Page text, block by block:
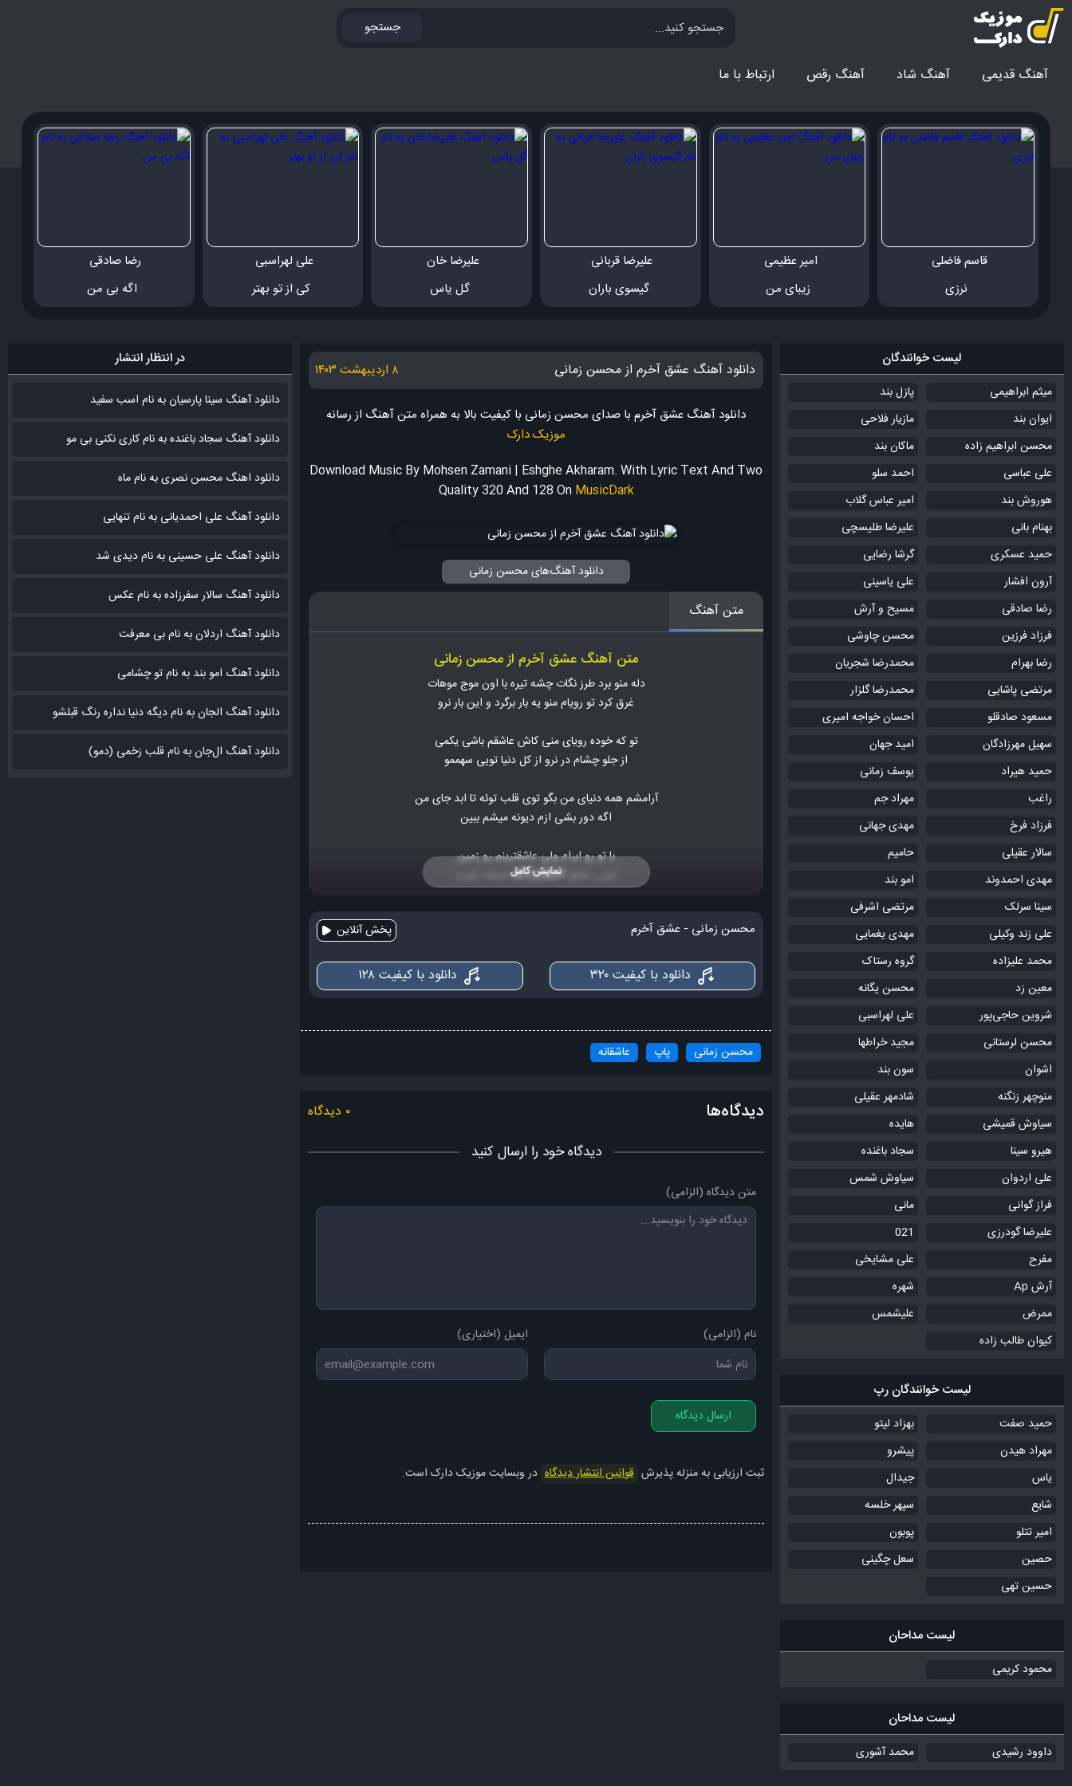
جستجو
آهنگ قدیمی آهنگ‌ شاد آهنگ رقص ارتباط با ما
قاسم فاضلی
نرزی
امیر عظیمی
زیبای من
علیرضا قربانی
گیسوی باران
علیرضا خان
گل یاس
علی لهراسبی
کی از تو بهتر
رضا صادقی
اگه بی من
دانلود آهنگ عشق آخرم از محسن زمانی ۸ اردیبهشت ۱۴۰۳
دانلود آهنگ عشق آخرم با صدای محسن زمانی با کیفیت بالا به همراه متن آهنگ از رسانه
موزیک دارک
Download Music By Mohsen Zamani | Eshghe Akharam. With Lyric Text And Two
Quality 320 And 128 On MusicDark
دانلود آهنگ‌های محسن زمانی
متن آهنگ
متن آهنگ عشق آخرم از محسن زمانی
دله منو برد طرز نگات چشه تیره با اون موج موهات
غرق کرد تو رویام منو یه بار برگرد و این بار نرو
تو که خوده رویای منی کاش عاشقم باشی یکمی
از جلو چشام در نرو از کل دنیا تویی سهممو
آرامشم همه دنیای من بگو توی قلب توئه تا ابد جای من
اگه دور بشی ازم دیونه میشم ببین
با تو‌ رو ابرام ولی عاشقترینم رو زمین
تویی عشق آخرم من که نمیشه باورم
تو هم که هی در میری منم آب که گذشته از سرم
کی میاد که مثه من قَدرتو بدونه
بگو کی میاد یه روز مثه من اینجوری پای تو بمونه
کیه اینجوری پا به پات همه جارو میاد
بگو‌ جای من نمیاد کسی تو واسه من همه کسی
تویی عشق آخرم من که نمیشه باورم
نمایش کامل
محسن زمانی - عشق آخرم پخش آنلاین
دانلود با کیفیت ۳۲۰ دانلود با کیفیت ۱۲۸
محسن زمانی پاپ عاشقانه
دیدگاه‌ها ۰ دیدگاه
دیدگاه خود را ارسال کنید
متن دیدگاه (الزامی)
نام (الزامی) ایمیل (اختیاری)
ارسال دیدگاه
ثبت ارزیابی به منزله پذیرش قوانین انتشار دیدگاه در وبسایت موزیک دارک است.
لیست خوانندگان
میثم ابراهیمی
پازل بند
ایوان بند
مازیار فلاحی
محسن ابراهیم زاده
ماکان بند
علی عباسی
احمد سلو
هوروش بند
امیر عباس گلاب
بهنام بانی
علیرضا طلیسچی
حمید عسکری
گرشا رضایی
آرون افشار
علی یاسینی
رضا صادقی
مسیح و آرش
فرزاد فرزین
محسن چاوشی
رضا بهرام
محمدرضا شجریان
مرتضی پاشایی
محمدرضا گلزار
مسعود صادقلو
احسان خواجه امیری
سهیل مهرزادگان
امید جهان
حمید هیراد
یوسف زمانی
راغب
مهراد جم
فرزاد فرخ
مهدی جهانی
سالار عقیلی
حامیم
مهدی احمدوند
امو بند
سینا سرلک
مرتضی اشرفی
علی زند وکیلی
مهدی یغمایی
محمد علیزاده
گروه رستاک
معین زد
محسن یگانه
شروین حاجی‌پور
علی لهراسبی
محسن لرستانی
مجید خراطها
اشوان
سون بند
منوچهر زنگنه
شادمهر عقیلی
سیاوش قمیشی
هایده
هیرو سینا
سجاد باغنده
علی اردوان
سیاوش شمس
فراز گوانی
مانی
علیرضا گودرزی
021
مفرح
علی مشایخی
آرش Ap
شهره
ممرض
علیشمس
کیوان طالب زاده
لیست خوانندگان رپ
حمید صفت
بهزاد لیتو
مهراد هیدن
پیشرو
یاس
جیدال
شایع
سپهر خلسه
امیر تتلو
پوبون
حصین
سعل چگینی
حسین تهی
لیست مداحان
محمود کریمی
لیست مداحان
داوود رشیدی محمد آشوری
در انتظار انتشار
دانلود آهنگ سینا پارسیان به نام اسب سفید
دانلود آهنگ سجاد باغنده به نام کاری نکنی بی مو
دانلود اهنگ محسن نصری به نام‌ ماه
دانلود آهنگ علی احمدیانی به نام تنهایی
دانلود آهنگ علی حسینی به نام دیدی شد
دانلود آهنگ سالار سفرزاده به نام عکس
دانلود آهنگ اردلان به نام بی معرفت
دانلود آهنگ امو بند به نام تو چشامی
دانلود آهنگ الجان به نام دیگه دنیا نداره رنگ قبلشو
دانلود آهنگ ال‌جان به نام قلب زخمی (دمو)